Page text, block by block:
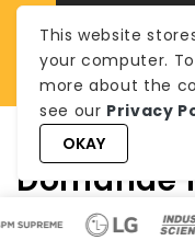
Domande
This website
your computer.
more about the
see our Privacy
OKAY